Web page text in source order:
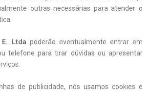
outras necessárias para atender o
E. Ltda poderão eventualmente entrar em
telefone para tirar dúvidas ou apresentar
de publicidade, nós usamos cookies e